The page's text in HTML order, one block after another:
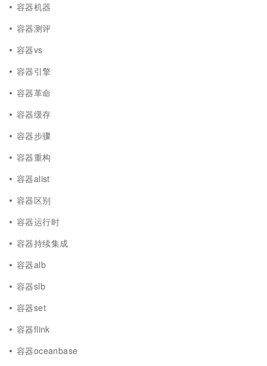
容器机器
容器测评
容器vs
容器引擎
容器革命
容器缓存
容器步骤
容器重构
容器alist
容器区别
容器运行时
容器持续集成
容器alb
容器slb
容器set
容器flink
容器oceanbase